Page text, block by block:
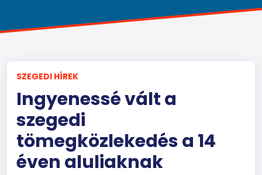
SZEGEDI HÍREK
Ingyenessé vált a
szegedi
tömegközlekedés a 14
éven aluliaknak